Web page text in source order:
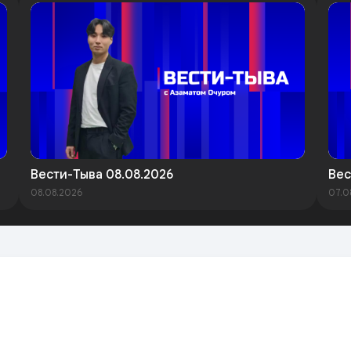
Вести-Тыва 08.08.2026
08.08.2026